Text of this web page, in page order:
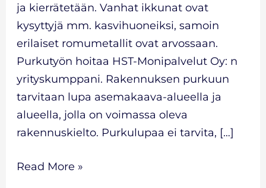
ja kierrätetään. Vanhat ikkunat ovat
kysyttyjä mm. kasvihuoneiksi, samoin
erilaiset romumetallit ovat arvossaan.
Purkutyön hoitaa HST-Monipalvelut Oy: n
yrityskumppani. Rakennuksen purkuun
tarvitaan lupa asemakaava-alueella ja
alueella, jolla on voimassa oleva
rakennuskielto. Purkulupaa ei tarvita, […]
Read More »